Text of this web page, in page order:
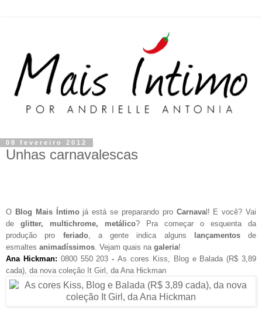
08 fevereiro 2012
Unhas carnavalescas
O Blog Mais Íntimo já está se preparando pro Carnaval! E você? Vai
de glitter, multichrome, metálico? Pra começar o esquenta da
produção pro feriado, a gente indica alguns lançamentosde
esmaltes animadíssimos. Vejam quais nagaleria!
Ana Hickman: 0800 550 203 -As cores Kiss, Blog e Balada (R$ 3,89
cada), da nova coleção It Girl, da Ana Hickman